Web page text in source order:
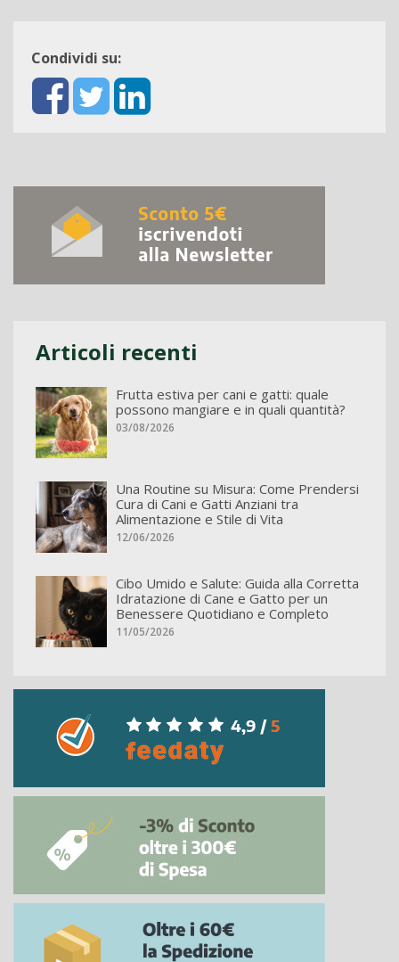
Condividi su:
Articoli recenti
Frutta estiva per cani e gatti: quale
possono mangiare e in quali quantità?
03/08/2026
Una Routine su Misura: Come Prendersi
Cura di Cani e Gatti Anziani tra
Alimentazione e Stile di Vita
12/06/2026
Cibo Umido e Salute: Guida alla Corretta
Idratazione di Cane e Gatto per un
Benessere Quotidiano e Completo
11/05/2026